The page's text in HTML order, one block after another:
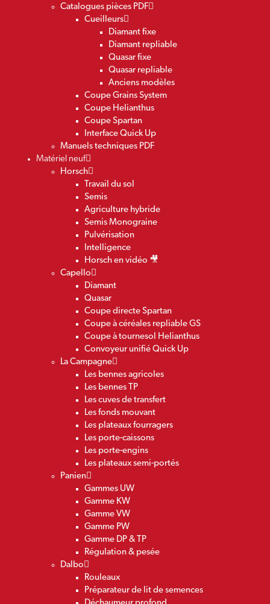
Catalogues pièces PDF
Cueilleurs
Diamant fixe
Diamant repliable
Quasar fixe
Quasar repliable
Anciens modèles
Coupe Grains System
Coupe Helianthus
Coupe Spartan
Interface Quick Up
Manuels techniques PDF
Matériel neuf
Horsch
Travail du sol
Semis
Agriculture hybride
Semis Monograine
Pulvérisation
Intelligence
Horsch en vidéo 🎥
Capello
Diamant
Quasar
Coupe directe Spartan
Coupe à céréales repliable GS
Coupe à tournesol Helianthus
Convoyeur unifié Quick Up
La Campagne
Les bennes agricoles
Les bennes TP
Les cuves de transfert
Les fonds mouvant
Les plateaux fourragers
Les porte-caissons
Les porte-engins
Les plateaux semi-portés
Panien
Gammes UW
Gamme KW
Gamme VW
Gamme PW
Gamme DP & TP
Régulation & pesée
Dalbo
Rouleaux
Préparateur de lit de semences